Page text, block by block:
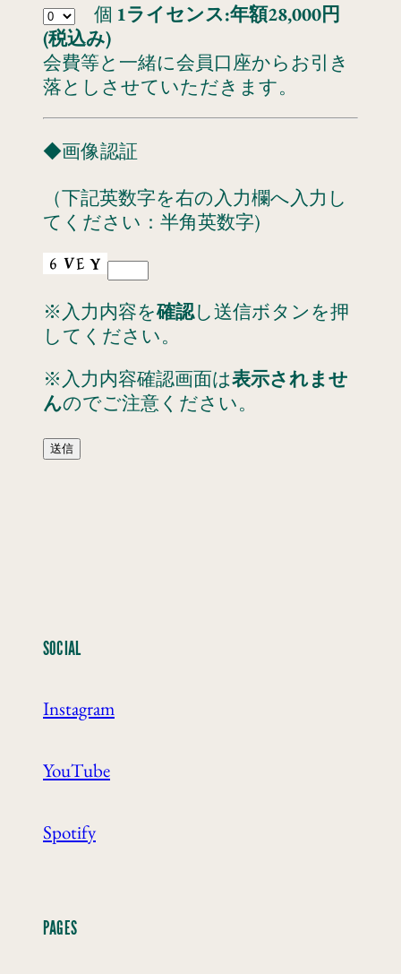
個 1ライセンス:年額28,000円
(税込み)
会費等と一緒に会員口座からお引き
落としさせていただきます。
◆画像認証
（下記英数字を右の入力欄へ入力し
てください：半角英数字)
※入力内容を確認し送信ボタンを押
してください。
※入力内容確認画面は表示されませ
んのでご注意ください。
SOCIAL
Instagram
YouTube
Spotify
PAGES